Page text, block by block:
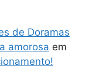
de Doramas
amorosa em